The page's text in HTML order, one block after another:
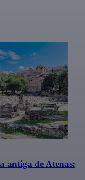
antiga de Atenas: